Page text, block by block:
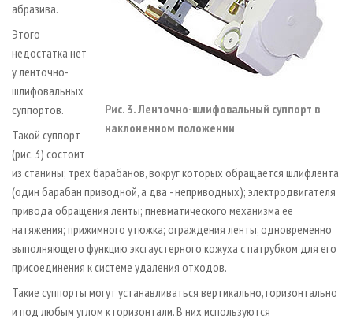
Рис. 3. Ленточно-шлифовальный суппорт в
наклоненном положении
абразива.
Этого
недостатка нет
у ленточно-
шлифовальных
суппортов.
Такой суппорт
(рис. 3) состоит
из станины; трех барабанов, вокруг которых обращается шлифлента
(один барабан приводной, а два - неприводных); электродвигателя
привода обращения ленты; пневматического механизма ее
натяжения; прижимного утюжка; ограждения ленты, одновременно
выполняющего функцию эксгаустерного кожуха с патрубком для его
присоединения к системе удаления отходов.
Такие суппорты могут устанавливаться вертикально, горизонтально
и под любым углом к горизонтали. В них используются